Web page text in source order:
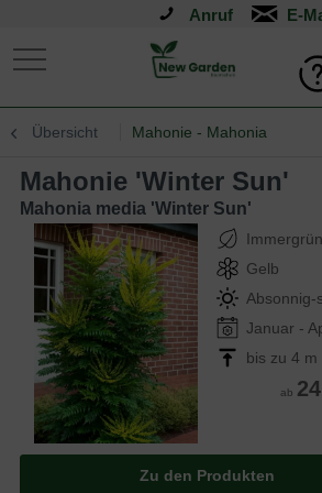
Anruf
Übersicht Mahonie - Mahonia
Mahonie 'Winter Sun'
Mahonia media 'Winter Sun'
Immergrün
Gelb
Absonnig-
Januar -
bis zu 4 m
ab
Zu den Produkten